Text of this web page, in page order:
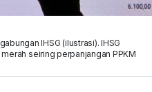
IHSG (ilustrasi). IHSG
seiring perpanjangan PPKM